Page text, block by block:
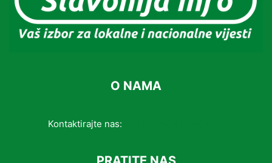
O NAMA
Kontaktirajte nas: